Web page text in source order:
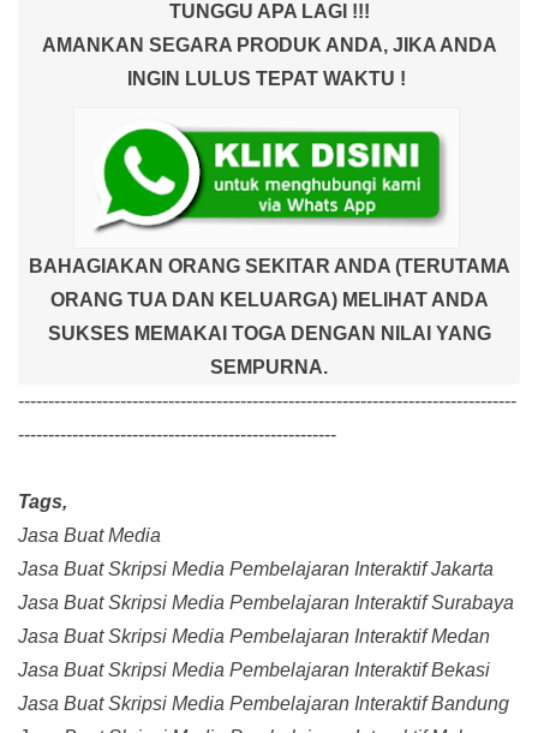
TUNGGU APA LAGI !!!
AMANKAN SEGARA PRODUK ANDA, JIKA ANDA
INGIN LULUS TEPAT WAKTU !
BAHAGIAKAN ORANG SEKITAR ANDA (TERUTAMA
ORANG TUA DAN KELUARGA) MELIHAT ANDA
SUKSES MEMAKAI TOGA DENGAN NILAI YANG
SEMPURNA.
-----------------------------------------------------------------------------------
-----------------------------------------------------
Tags,
Jasa Buat Media
Jasa Buat Skripsi Media Pembelajaran Interaktif Jakarta
Jasa Buat Skripsi Media Pembelajaran Interaktif Surabaya
Jasa Buat Skripsi Media Pembelajaran Interaktif Medan
Jasa Buat Skripsi Media Pembelajaran Interaktif Bekasi
Jasa Buat Skripsi Media Pembelajaran Interaktif Bandung